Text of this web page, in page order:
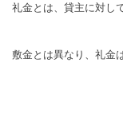
礼金とは、貸主に対し
敷金とは異なり、礼金